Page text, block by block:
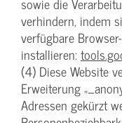
sowie die
verhindern, indem
verfügbare
installieren:
(4) Diese Website
Erweiterung
Adressen gekürzt